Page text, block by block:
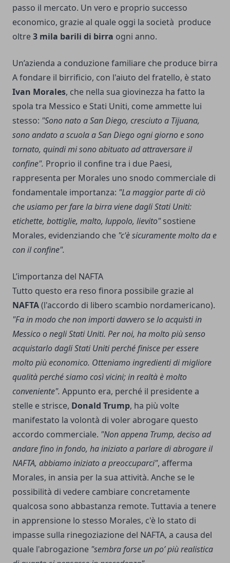
passo il mercato. Un vero e proprio successo
economico, grazie al quale oggi la società produce
oltre3 mila barili di birra ogni anno.
Un’azienda a conduzione familiare che produce birra
A fondare il birrificio, con l'aiuto del fratello, è stato
Ivan Morales, che nella sua giovinezza ha fatto la
spola tra Messico e Stati Uniti, come ammette lui
stesso: "Sono nato a San Diego, cresciuto a Tijuana,
sono andato a scuola a San Diego ogni giorno e sono
tornato, quindi mi sono abituato ad attraversare il
confine". Proprio il confine tra i due Paesi,
rappresenta per Morales uno snodo commerciale di
fondamentale importanza: "La maggior parte di ciò
che usiamo per fare la birra viene dagli Stati Uniti:
etichette, bottiglie, malto, luppolo, lievito"sostiene
Morales, evidenziando che "c'è sicuramente molto da e
con il confine".
L’importanza del NAFTA
Tutto questo era reso finora possibile grazie al
NAFTA(l'accordo di libero scambio nordamericano).
"Fa in modo che non importi davvero se lo acquisti in
Messico o negli Stati Uniti. Per noi, ha molto più senso
acquistarlo dagli Stati Uniti perché finisce per essere
molto più economico. Otteniamo ingredienti di migliore
qualità perché siamo così vicini; in realtà è molto
conveniente". Appunto era, perché il presidente a
stelle e strisce, Donald Trump, ha più volte
manifestato la volontà di voler abrogare questo
accordo commerciale. "Non appena Trump, deciso ad
andare fino in fondo, ha iniziato a parlare di abrogare il
NAFTA, abbiamo iniziato a preoccuparci", afferma
Morales, in ansia per la sua attività. Anche se le
possibilità di vedere cambiare concretamente
qualcosa sono abbastanza remote. Tuttavia a tenere
in apprensione lo stesso Morales, c'è lo stato di
impasse sulla rinegoziazione del NAFTA, a causa del
quale l'abrogazione "sembra forse un po’ più realistica